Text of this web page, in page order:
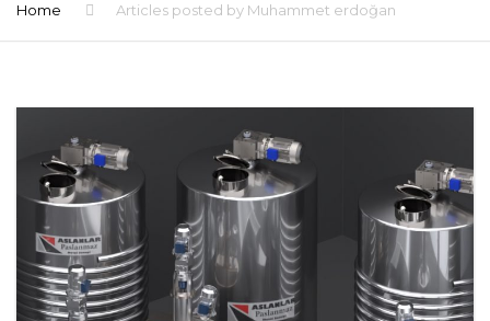
Home Articles posted by Muhammet erdoğan